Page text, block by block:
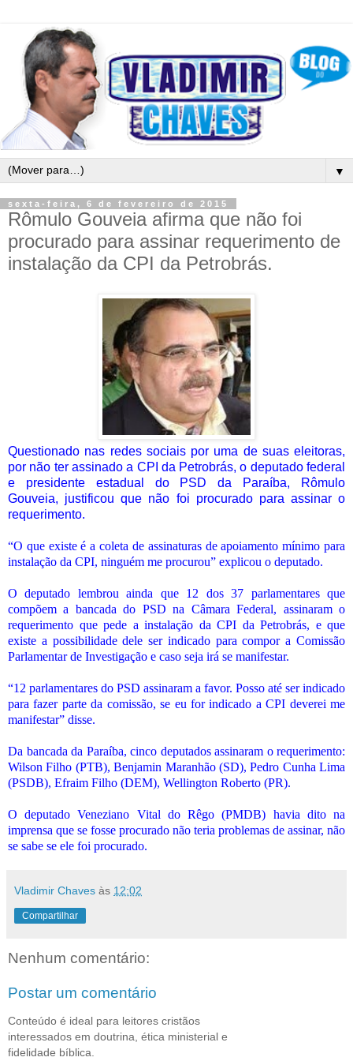
▼
sexta-feira, 6 de fevereiro de 2015
Rômulo Gouveia afirma que não foi
procurado para assinar requerimento de
instalação da CPI da Petrobrás.
Questionado nas redes sociais por uma de suas eleitoras,
por não ter assinado a CPI da Petrobrás, o deputado federal
e presidente estadual do PSD da Paraíba, Rômulo
Gouveia, justificou que não foi procurado para assinar o
requerimento.
“O que existe é a coleta de assinaturas de apoiamento mínimo para
instalação da CPI, ninguém me procurou” explicou o deputado.
O deputado lembrou ainda que 12 dos 37 parlamentares que
compõem a bancada do PSD na Câmara Federal, assinaram o
requerimento que pede a instalação da CPI da Petrobrás, e que
existe a possibilidade dele ser indicado para compor a Comissão
Parlamentar de Investigação e caso seja irá se manifestar.
“12 parlamentares do PSD assinaram a favor. Posso até ser indicado
para fazer parte da comissão, se eu for indicado a CPI deverei me
manifestar” disse.
Da bancada da Paraíba, cinco deputados assinaram o requerimento:
Wilson Filho (PTB), Benjamin Maranhão (SD), Pedro Cunha Lima
(PSDB), Efraim Filho (DEM), Wellington Roberto (PR).
O deputado Veneziano Vital do Rêgo (PMDB) havia dito na
imprensa que se fosse procurado não teria problemas de assinar, não
se sabe se ele foi procurado.
Vladimir Chaves às 12:02
Compartilhar
Nenhum comentário:
Postar um comentário
Conteúdo é ideal para leitores cristãos
interessados em doutrina, ética ministerial e
fidelidade bíblica.